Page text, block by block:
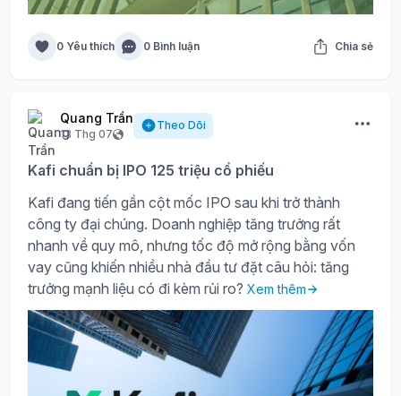
0 Yêu thích 0 Bình luận Chia sẻ
Quang Trần
13 Thg 07
Theo Dõi
Kafi chuẩn bị IPO 125 triệu cổ phiếu
Kafi đang tiến gần cột mốc IPO sau khi trở thành
công ty đại chúng. Doanh nghiệp tăng trưởng rất
nhanh về quy mô, nhưng tốc độ mở rộng bằng vốn
vay cũng khiến nhiều nhà đầu tư đặt câu hỏi: tăng
trưởng mạnh liệu có đi kèm rủi ro? Xem thêm